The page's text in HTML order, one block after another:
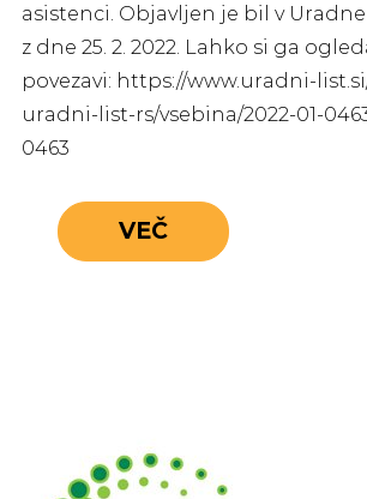
asistenci. Objavljen je bil v
z dne 25. 2. 2022. Lahko si ga
povezavi: https://www.uradni-
uradni-list-rs/vsebina/2022-01-
0463
VEČ